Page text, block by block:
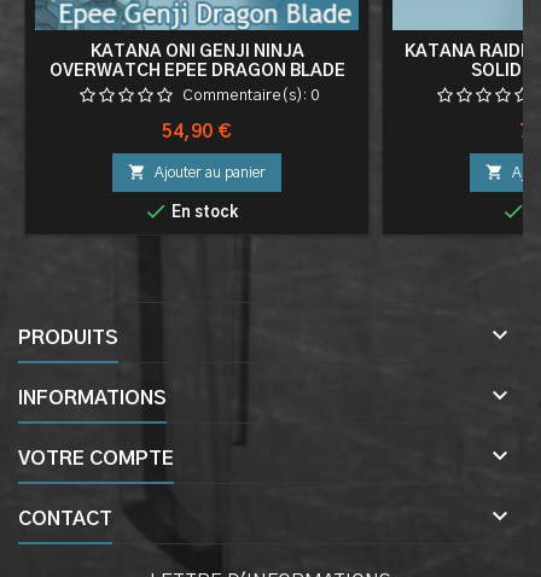
KATANA ONI GENJI NINJA
OVERWATCH EPEE DRAGON BLADE
Commentaire(s): 0
Prix
54,90 €
 Ajouter au panier
 En stock
KATANA
SOLID


PRODUITS 
INFORMATIONS 
VOTRE COMPTE 
CONTACT 